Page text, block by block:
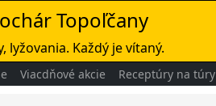
Topoľčany
Každý je vítaný.
Viacdňové akcie Receptúry na túry